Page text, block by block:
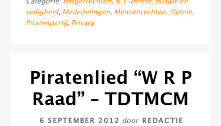
Categorie: Burgerrechten, ICT-beleid, Justitie en
veiligheid, Mededelingen, Mensenrechten, Opinie,
Piratenpartij, Privacy
Piratenlied “W R P
Raad” – TDTMCM
6 SEPTEMBER 2012 door REDACTIE